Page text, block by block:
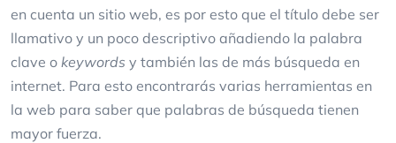
en cuenta un sitio web, es por esto que el título debe ser
llamativo y un poco descriptivo añadiendo la palabra
clave o keywords y también las de más búsqueda en
internet. Para esto encontrarás varias herramientas en
la web para saber que palabras de búsqueda tienen
mayor fuerza.